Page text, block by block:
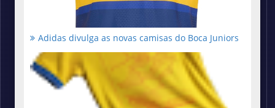
Adidas divulga as novas camisas do Boca Juniors